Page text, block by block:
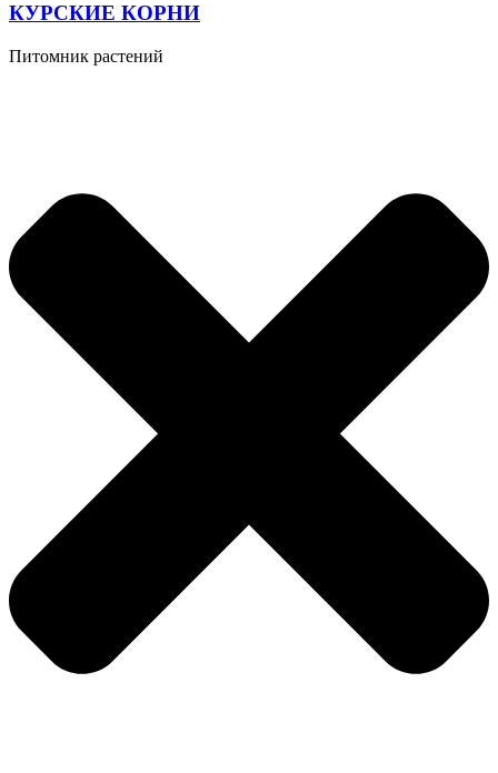
КУРСКИЕ КОРНИ
Питомник растений